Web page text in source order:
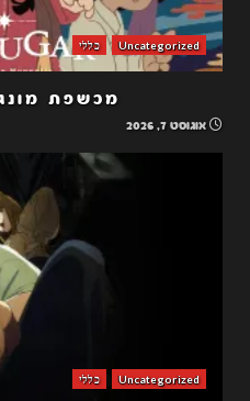
Uncategorized כללי
מכשפת
אוגוסט 7, 2026
Uncategorized כללי